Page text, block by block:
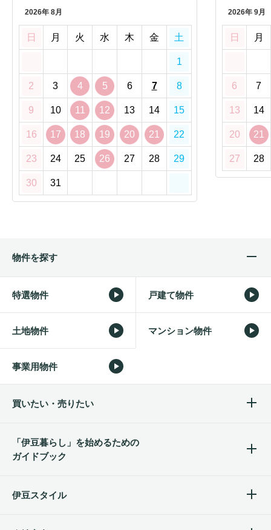
2026年 8月
日 月 火 水 木 金 土
1
2 3 4 5 6 7 8
9 10 11 12 13 14 15
16 17 18 19 20 21 22
23 24 25 26 27 28 29
30 31
2026年 9月
日 月
6 7
13 14
20 21
27 28
物件を探す
特選物件 戸建て物件
土地物件 マンション物件
事業用物件
買いたい・売りたい
「伊豆暮らし」を始めるための
ガイドブック
伊豆スタイル